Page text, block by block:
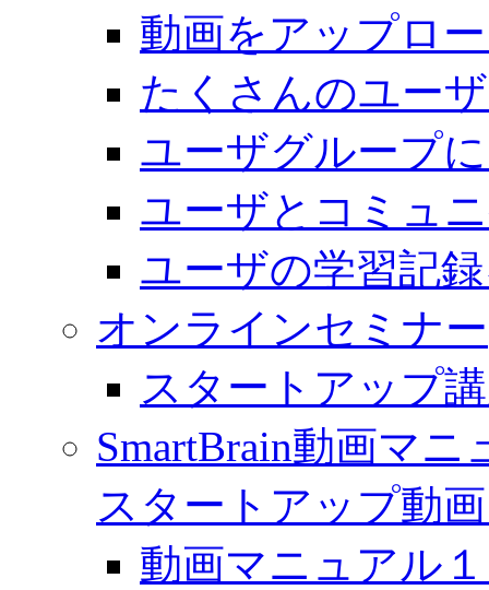
動画をアップロ
たくさんのユー
ユーザグループ
ユーザとコミュ
ユーザの学習記
オンラインセミナー
スタートアップ
SmartBrain動画マ
スタートアップ動
動画マニュアル